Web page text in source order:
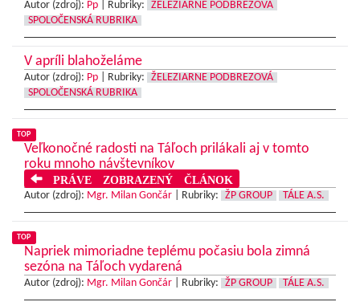
Autor (zdroj): Pp Rubriky:
ŽELEZIARNE PODBREZOVÁ
SPOLOČENSKÁ RUBRIKA
V apríli blahoželáme
Autor (zdroj): Pp Rubriky:
ŽELEZIARNE PODBREZOVÁ
SPOLOČENSKÁ RUBRIKA
TOP
Veľkonočné radosti na Táľoch prilákali aj v tomto
roku mnoho návštevníkov
PRÁVE ZOBRAZENÝ ČLÁNOK
Autor (zdroj): Mgr. Milan Gončár Rubriky: ŽP GROUP TÁLE A.S.
TOP
Napriek mimoriadne teplému počasiu bola zimná
sezóna na Táľoch vydarená
Autor (zdroj): Mgr. Milan Gončár Rubriky: ŽP GROUP TÁLE A.S.